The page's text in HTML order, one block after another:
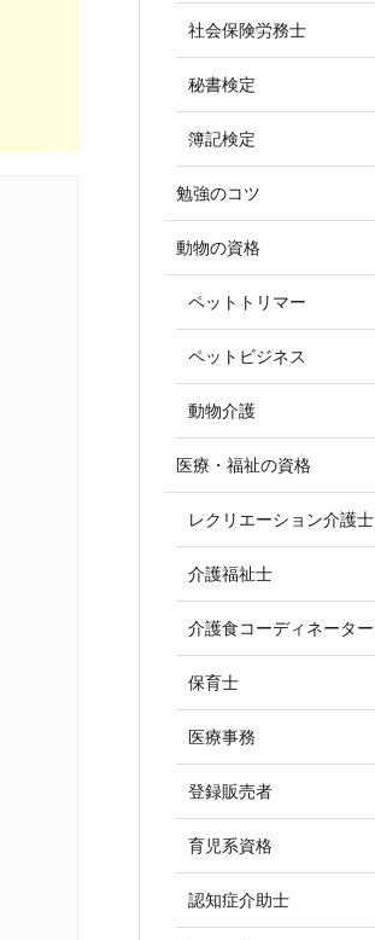
社会保険労務士
秘書検定
簿記検定
勉強のコツ
動物の資格
ペットトリマー
ペットビジネス
動物介護
医療・福祉の資格
レクリエーション介護士
介護福祉士
介護食コーディネーター
保育士
医療事務
登録販売者
育児系資格
認知症介助士